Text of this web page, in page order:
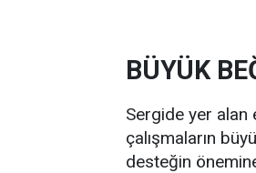
BÜYÜK
Sergide yer alan
çalışmaların
desteğin